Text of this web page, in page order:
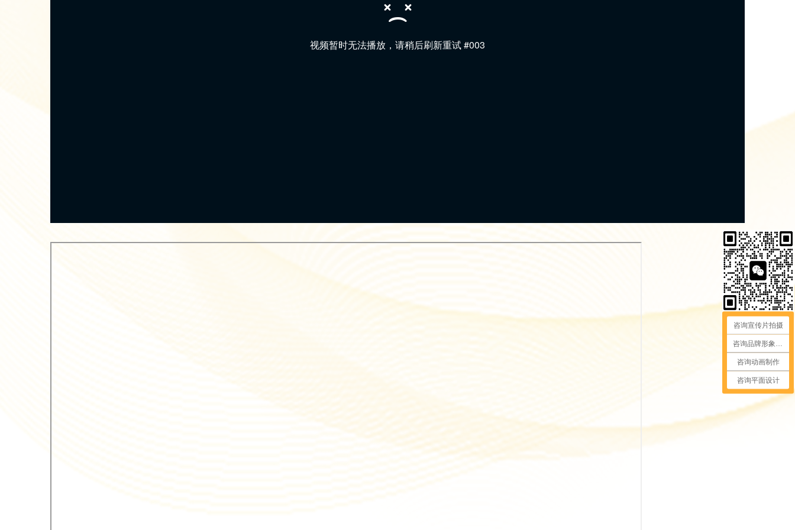
视频暂时无法播放，请稍后刷新重试 #003
咨询宣传片拍摄
咨询动画制作
咨询平面设计